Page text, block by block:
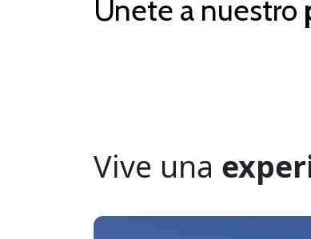
Únete a nuestro
Vive una